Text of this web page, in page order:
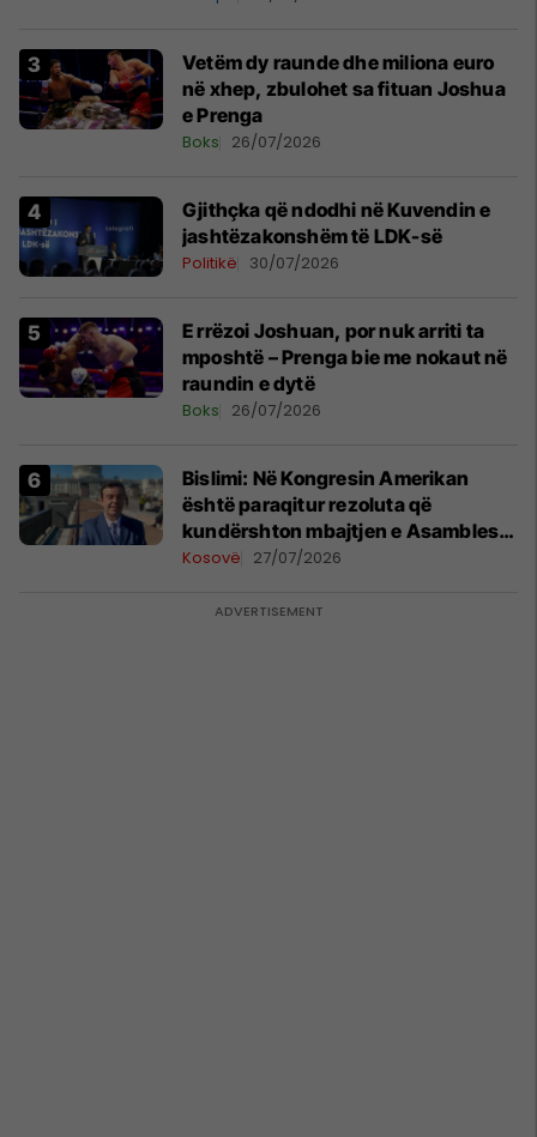
Vetëm dy raunde dhe miliona euro
në xhep, zbulohet sa fituan Joshua
e Prenga
Boks 26/07/2026
Gjithçka që ndodhi në Kuvendin e
jashtëzakonshëm të LDK-së
Politikë 30/07/2026
E rrëzoi Joshuan, por nuk arriti ta
mposhtë – Prenga bie me nokaut në
raundin e dytë
Boks 26/07/2026
Bislimi: Në Kongresin Amerikan
është paraqitur rezoluta që
kundërshton mbajtjen e Asamblesë
Parlamentare të OSBE-së në
Kosovë 27/07/2026